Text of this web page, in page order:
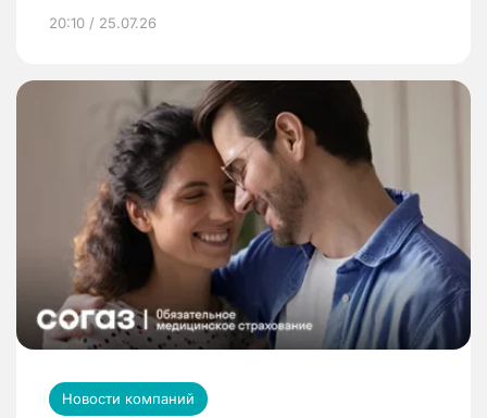
20:10 / 25.07.26
Новости компаний